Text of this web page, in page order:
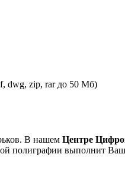
dwg, zip, rar до 50 Мб)
В нашем Центре
полиграфии выполнит